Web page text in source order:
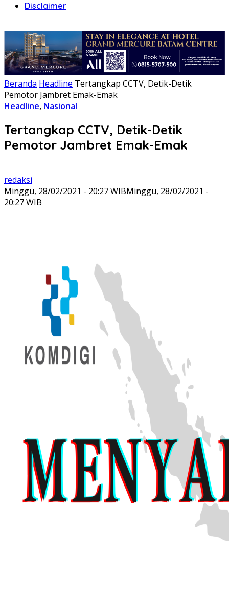
Disclaimer
Beranda Headline Tertangkap CCTV, Detik-Detik
Pemotor Jambret Emak-Emak
Headline, Nasional
Tertangkap CCTV, Detik-Detik
Pemotor Jambret Emak-Emak
redaksi
Minggu, 28/02/2021 - 20:27 WIBMinggu, 28/02/2021 -
20:27 WIB